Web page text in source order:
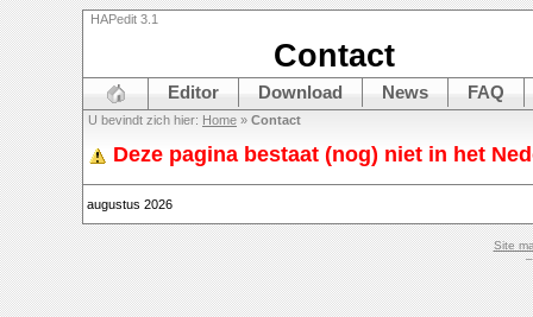
HAPedit 3.1
Contact
Editor Download News FAQ
U bevindt zich hier: Home » Contact
Deze pagina bestaat (nog) niet in het
augustus 2026
Site